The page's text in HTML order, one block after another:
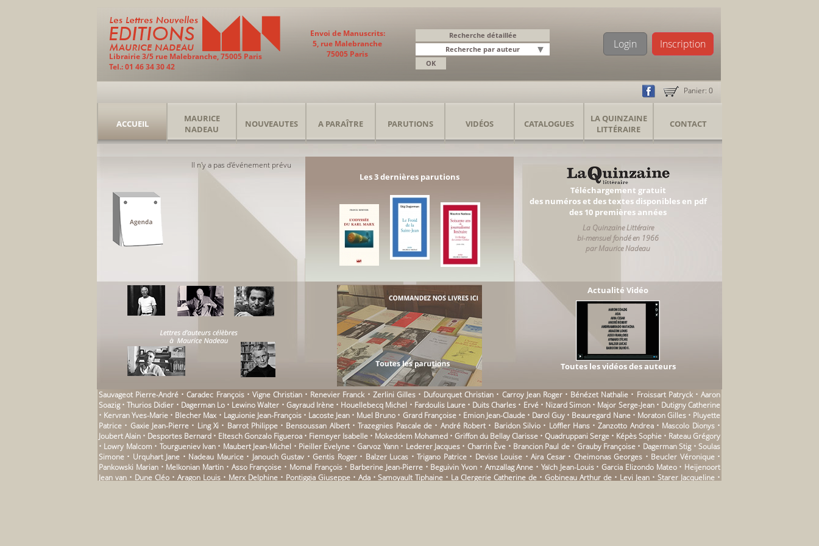
Librairie 3/5 rue Malebranche, 75005 Paris
Tel.: 01 46 34 30 42
Envoi de Manuscrits:
5, rue Malebranche
75005 Paris
Login Inscription
Panier: 0
ACCUEIL
MAURICE
NADEAU
NOUVEAUTES A PARAÎTRE PARUTIONS VIDÉOS CATALOGUES
LA QUINZAINE
LITTÉRAIRE
CONTACT
Il n'y a pas d'événement prévu
Les 3 dernières parutions
Téléchargement gratuit
des numéros et des textes disponibles en pdf
des 10 premières années
La Quinzaine Littéraire
bi-mensuel fondé en 1966
par Maurice Nadeau
Actualité Vidéo
Toutes les vidéos des auteurs
Sauvageot Pierre-André • Caradec François • Vigne Christian • Renevier Franck • Zerlini Gilles • Dufourquet Christian • Carroy Jean Roger • Bénézet Nathalie • Froissart Patryck • Aaron
Soazig • Thurios Didier • Dagerman Lo • Lewino Walter • Gayraud Irène • Houellebecq Michel • Fardoulis Laure • Duits Charles • Ervé • Nizard Simon • Major Serge-Jean • Dutigny Catherine
• Kervran Yves-Marie • Blecher Max • Laguionie Jean-François • Lacoste Jean • Muel Bruno • Grard Françoise • Emion Jean-Claude • Darol Guy • Beauregard Nane • Moraton Gilles • Pluyette
Patrice • Gaxie Jean-Pierre • Ling Xi • Barrot Philippe • Bensoussan Albert • Trazegnies Pascale de • André Robert • Baridon Silvio • Löffler Hans • Zanzotto Andrea • Mascolo Dionys •
Joubert Alain • Desportes Bernard • Eltesch Gonzalo Figueroa • Fiemeyer Isabelle • Mokeddem Mohamed • Griffon du Bellay Clarisse • Quadruppani Serge • Képès Sophie • Rateau Grégory
• Lowry Malcom • Tourgueniev Ivan • Maubert Jean-Michel • Pieiller Evelyne • Garvoz Yann • Lederer Jacques • Charrin Ève • Brancion Paul de • Grauby Françoise • Dagerman Stig • Soulas
Simone • Urquhart Jane • Nadeau Maurice • Janouch Gustav • Gentis Roger • Balzer Lucas • Trigano Patrice • Devise Louise • Aira Cesar • Cheimonas Georges • Beucler Véronique •
Pankowski Marian • Melkonian Martin • Asso Françoise • Momal François • Barberine Jean-Pierre • Beguivin Yvon • Amzallag Anne • Yaïch Jean-Louis • Garcia Elizondo Mateo • Heijenoort
Jean van • Dune Cléo • Aragon Louis • Merx Delphine • Pontiggia Giuseppe • Ada • Samoyault Tiphaine • La Clergerie Catherine de • Gobineau Arthur de • Levi Jean • Starer Jacqueline •